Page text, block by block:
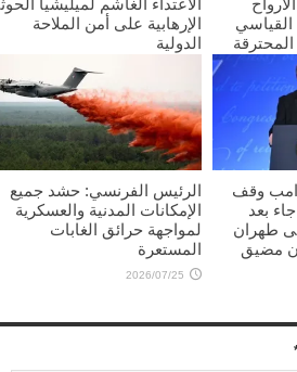
الإرهابية على أمن الملاحة
الدولية
وقف
بعد
طهران
مضيق
الرئيس الفرنسي: حشد جميع
الإمكانات المدنية والعسكرية
لمواجهة حرائق الغابات
المستعرة
2026/07/25